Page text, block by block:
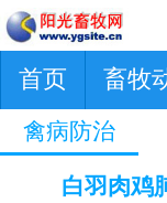
首页 畜牧
禽病防治
白羽肉鸡